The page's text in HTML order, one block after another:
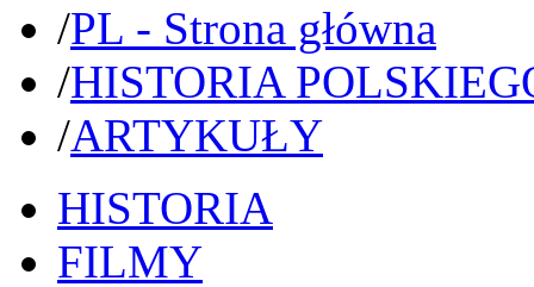
/PL - Strona główna
/HISTORIA
/ARTYKUŁY
HISTORIA
FILMY